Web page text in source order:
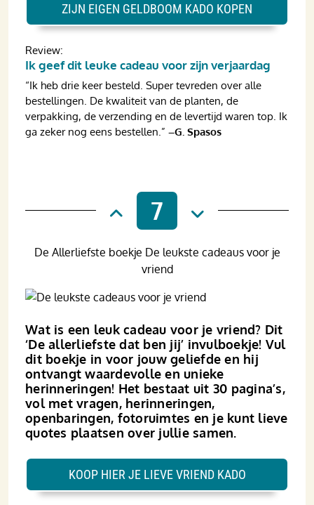
Review:
Ik geef dit leuke cadeau voor zijn verjaardag
“Ik heb drie keer besteld. Super tevreden over alle
bestellingen. De kwaliteit van de planten, de
verpakking, de verzending en de levertijd waren top. Ik
ga zeker nog eens bestellen.” –G. Spasos
ZIJN EIGEN GELDBOOM KADO KOPEN
7
Wat is een leuk cadeau voor je vriend? Dit
‘De allerliefste dat ben jij’ invulboekje! Vul
dit boekje in voor jouw geliefde en hij
ontvangt waardevolle en unieke
herinneringen! Het bestaat uit 30 pagina’s,
vol met vragen, herinneringen,
openbaringen, fotoruimtes en je kunt lieve
quotes plaatsen over jullie samen.
De Allerliefste boekje De leukste cadeaus voor je
vriend
KOOP HIER JE LIEVE VRIEND KADO